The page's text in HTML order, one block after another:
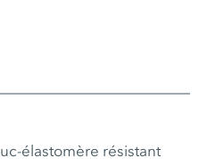
élastomère résistant